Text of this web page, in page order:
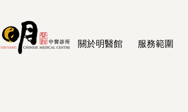
關於明醫館 服務範圍